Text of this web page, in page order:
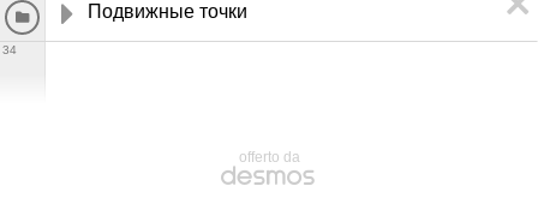
Подвижные точки
34
offerto da